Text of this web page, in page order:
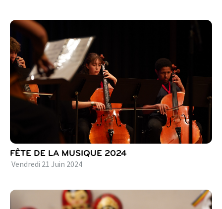
FÊTE DE LA MUSIQUE 2024
Vendredi 21 Juin 2024